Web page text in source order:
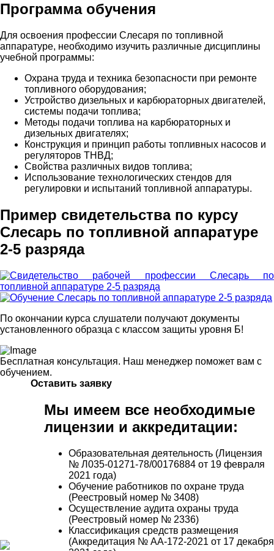
Программа обучения
Для освоения профессии Слесаря по топливной
аппаратуре, необходимо изучить различные дисциплины
учебной программы:
Охрана труда и техника безопасности при ремонте
топливного оборудования;
Устройство дизельных и карбюраторных двигателей,
системы подачи топлива;
Методы подачи топлива на карбюраторных и
дизельных двигателях;
Конструкция и принцип работы топливных насосов и
регуляторов ТНВД;
Свойства различных видов топлива;
Использование технологических стендов для
регулировки и испытаний топливной аппаратуры.
Пример свидетельства по курсу
Слесарь по топливной аппаратуре
2-5 разряда
По окончании курса слушатели получают документы
установленного образца с классом защиты уровня Б!
Бесплатная консультация. Наш менеджер поможет вам с
обучением.
Оставить заявку
Мы имеем все необходимые
лицензии и аккредитации:
Образовательная деятельность (Лицензия
№ Л035-01271-78/00176884 от 19 февраля
2021 года)
Обучение работников по охране труда
(Реестровый номер № 3408)
Осуществление аудита охраны труда
(Реестровый номер № 2336)
Классификация средств размещения
(Аккредитация № АА-172-2021 от 17 декабря